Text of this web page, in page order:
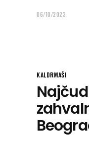
06/10/2023
KALDRMAŠI